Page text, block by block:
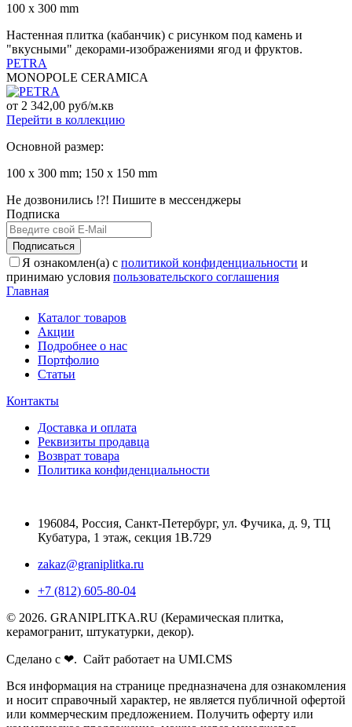
100 x 300 mm
Настенная плитка (кабанчик) с рисунком под камень и
"вкусными" декорами-изображениями ягод и фруктов.
PETRA
MONOPOLE CERAMICA
от 2 342,00 руб/м.кв
Перейти в коллекцию
Основной размер:
100 x 300 mm; 150 x 150 mm
Не дозвонились !?! Пишите в мессенджеры
Подписка
Подписаться
Я ознакомлен(а) с политикой конфиденциальности и
принимаю условия пользовательского соглашения
Главная
Каталог товаров
Акции
Подробнее о нас
Портфолио
Статьи
Контакты
Доставка и оплата
Реквизиты продавца
Возврат товара
Политика конфиденциальности
196084, Россия, Санкт-Петербург, ул. Фучика, д. 9, ТЦ
Кубатура, 1 этаж, секция 1В.729
zakaz@graniplitka.ru
+7 (812) 605-80-04
© 2026. GRANIPLITKA.RU (Керамическая плитка,
керамогранит, штукатурки, декор).
Сделано с ❤. Сайт работает на UMI.CMS
Вся информация на странице предназначена для ознакомления
и носит справочный характер, не является публичной офертой
или коммерческим предложением. Получить оферту или